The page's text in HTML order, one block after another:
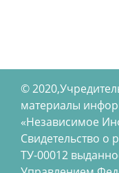
©
материалы
«Независимое
Свидетельство
ТУ-00012